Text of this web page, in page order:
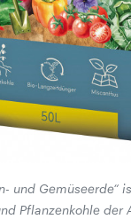
und Gemüseerde“
Pflanzenkohle der